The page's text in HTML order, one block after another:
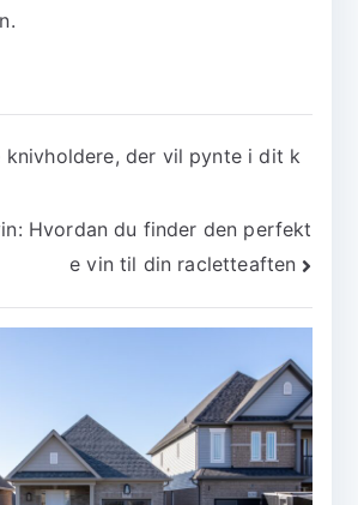
knivholdere, der vil pynte i dit k
Hvordan du finder den perfekt
e vin til din racletteaften